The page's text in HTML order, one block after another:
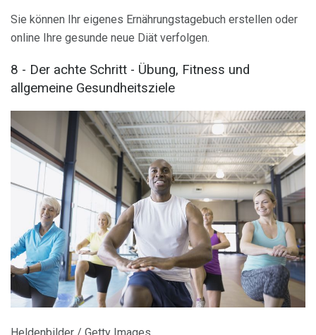
Sie können Ihr eigenes Ernährungstagebuch erstellen oder
online Ihre gesunde neue Diät verfolgen.
8 - Der achte Schritt - Übung, Fitness und
allgemeine Gesundheitsziele
Heldenbilder / Getty Images